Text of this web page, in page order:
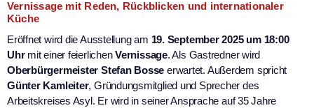
Vernissage mit Reden, Rückblicken und internationaler
Küche
Eröffnet wird die Ausstellung am 19. September 2025 um 18:00
Uhrmit einer feierlichenVernissage. Als Gastredner wird
Oberbürgermeister Stefan Bosse erwartet. Außerdem spricht
Günter Kamleiter, Gründungsmitglied und Sprecher des
Arbeitskreises Asyl. Er wird in seiner Ansprache auf 35 Jahre